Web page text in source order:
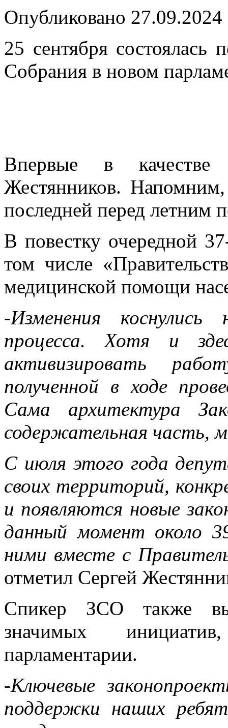
Опубликовано
25 сентября состоялась
Собрания в новом
Впервые в качестве
Жестянников.
последней перед летним
В повестку очередной
том числе
медицинской помощи
-Изменения коснулись
процесса. Хотя и
активизировать
полученной в ходе
Сама архитектура
содержательная часть,
С июля этого года
своих территорий,
и появляются новые
данный момент около
ними вместе с
отметил Сергей
Спикер ЗСО также
значимых
парламентарии.
-Ключевые
поддержки наших